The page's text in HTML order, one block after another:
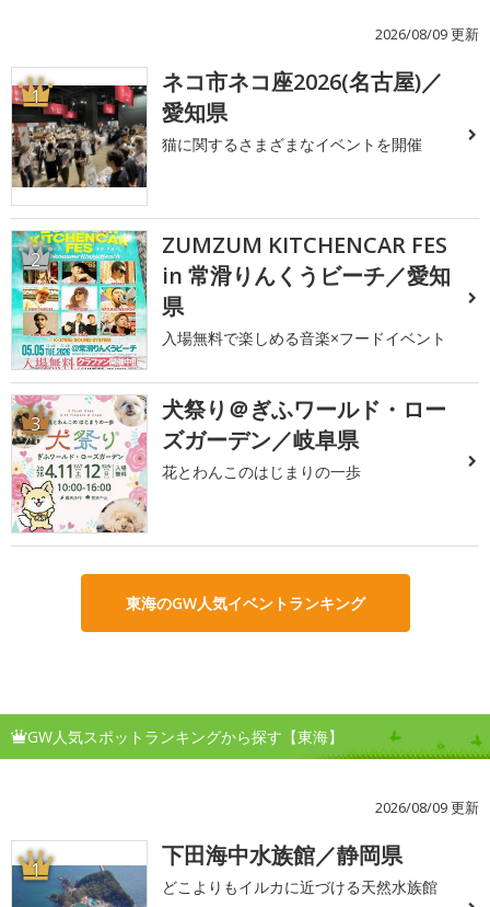
2026/08/09 更新
1
ネコ市ネコ座2026(名古屋)／
愛知県
猫に関するさまざまなイベントを開催
2
ZUMZUM KITCHENCAR FES
in 常滑りんくうビーチ／愛知
県
入場無料で楽しめる音楽×フードイベント
3
犬祭り＠ぎふワールド・ロー
ズガーデン／岐阜県
花とわんこのはじまりの一歩
東海のGW人気イベントランキング
GW人気スポットランキングから探す【東海】
2026/08/09 更新
1 下田海中水族館／静岡県
どこよりもイルカに近づける天然水族館